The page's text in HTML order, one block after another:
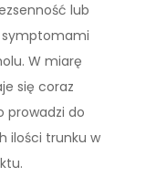
lub
symptomami
W miarę
się coraz
prowadzi do
ilości trunku w